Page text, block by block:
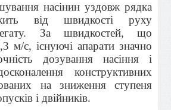
насінин уздовж рядка
від швидкості руху
За швидкостей, що
м/с, існуючі апарати значно
дозування насіння і
конструктивних
на зниження ступеня
і двійників.